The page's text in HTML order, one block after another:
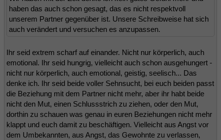
haben das auch schon gesagt, das es nicht respektvoll
unserem Partner gegenüber ist. Unsere Schreibweise hat sich
auch verändert und versuchen es anzupassen.
Ihr seid extrem scharf auf einander. Nicht nur körperlich, auch
emotional. Ihr seid hungrig, vielleicht auch schon ausgehungert -
nicht nur körperlich, auch emotional, geistig, seelisch... Das
denke ich. Ihr seid beide voller Sehnsucht, bei euch beiden passt
die Beziehung mit dem Partner nicht mehr, aber ihr habt beide
nicht den Mut, einen Schlussstrich zu ziehen, oder den Mut,
dorthin zu schauen was genau in euren Beziehungen nicht mehr
klappt und euch damit zu beschäftigen. Vielleicht aus Angst vor
dem Umbekannten, aus Angst, das Gewohnte zu verlassen,